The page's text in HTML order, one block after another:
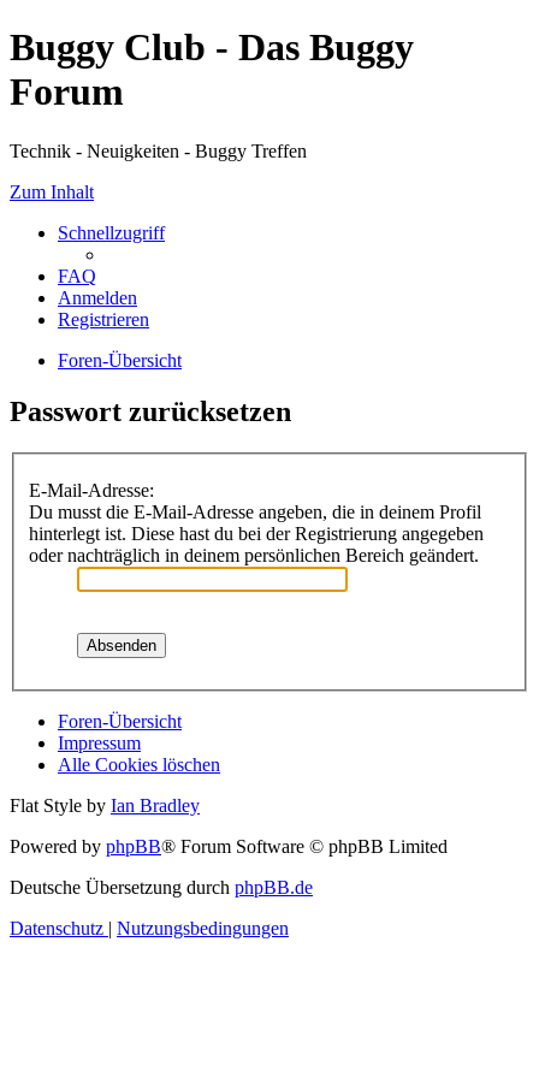
Buggy Club - Das Buggy
Forum
Technik - Neuigkeiten - Buggy Treffen
Zum Inhalt
Schnellzugriff
FAQ
Anmelden
Registrieren
Foren-Übersicht
Passwort zurücksetzen
E-Mail-Adresse:
Du musst die E-Mail-Adresse angeben, die in deinem Profil
hinterlegt ist. Diese hast du bei der Registrierung angegeben
oder nachträglich in deinem persönlichen Bereich geändert.
Foren-Übersicht
Impressum
Alle Cookies löschen
Flat Style by Ian Bradley
Powered by phpBB® Forum Software © phpBB Limited
Deutsche Übersetzung durch phpBB.de
Datenschutz | Nutzungsbedingungen